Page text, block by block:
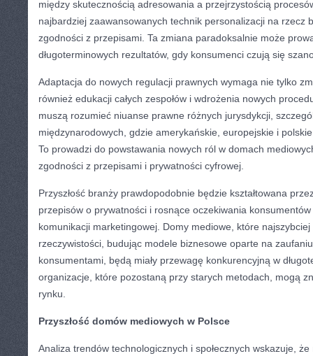
między skutecznością adresowania a przejrzystością
najbardziej zaawansowanych technik personalizacji na rzecz
zgodności z przepisami. Ta zmiana paradoksalnie może
długoterminowych rezultatów, gdy konsumenci czują się
Adaptacja do nowych regulacji prawnych wymaga nie tylko
również edukacji całych zespołów i wdrożenia nowych
muszą rozumieć niuanse prawne różnych jurysdykcji,
międzynarodowych, gdzie amerykańskie, europejskie i
To prowadzi do powstawania nowych ról w domach
zgodności z przepisami i prywatności cyfrowej.
Przyszłość branży prawdopodobnie będzie kształtowana
przepisów o prywatności i rosnące oczekiwania
komunikacji marketingowej. Domy mediowe, które
rzeczywistości, budując modele biznesowe oparte na
konsumentami, będą miały przewagę konkurencyjną w
organizacje, które pozostaną przy starych metodach, mogą
rynku.
Przyszłość domów mediowych w Polsce
Analiza trendów technologicznych i społecznych wskazuje,